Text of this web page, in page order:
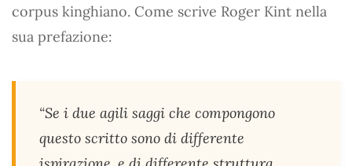
corpus kinghiano. Come scrive Roger Kint nella
sua prefazione:
“Se i due agili saggi che compongono
questo scritto sono di differente